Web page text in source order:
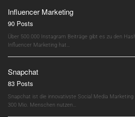
Influencer Marketing
90 Posts
Über 500.000 Instagram Beiträge gibt es zu den
Influencer Marketing hat…
Snapchat
83 Posts
Snapchat ist die innovativste Social Media
300 Mio. Menschen nutzen…